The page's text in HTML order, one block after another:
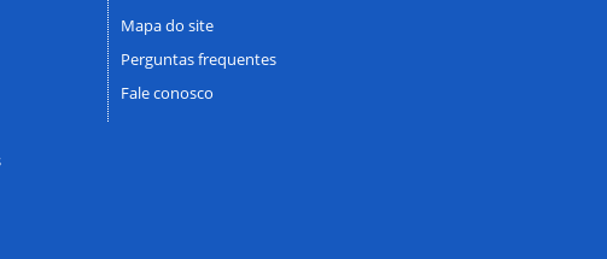
Mapa do site
Perguntas frequentes
Fale conosco